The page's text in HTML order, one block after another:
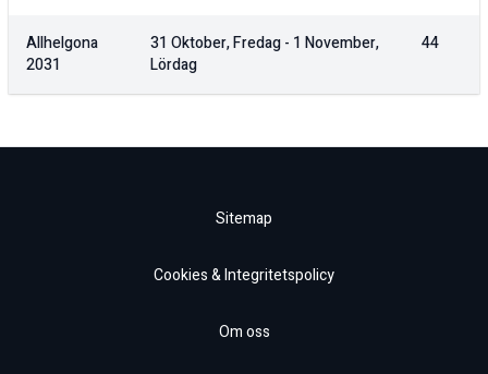
Allhelgona
2031
31 Oktober, Fredag- 1 November,
Lördag
44
Sitemap
Cookies & Integritetspolicy
Om oss